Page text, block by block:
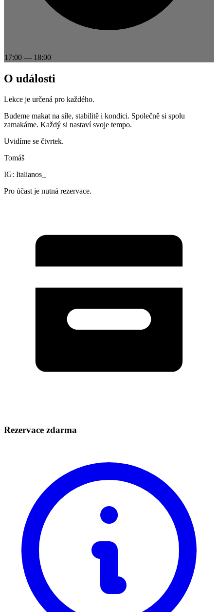
17:00 — 18:00
O události
Lekce je určená pro každého.
Budeme makat na síle, stabilitě i kondici. Společně si spolu
zamakáme. Každý si nastaví svoje tempo.
Uvidíme se čtvrtek.
Tomáš
IG: Italianos_
Pro účast je nutná rezervace.
Rezervace zdarma